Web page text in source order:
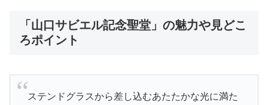
「山口サビエル記念聖堂」の魅力や見どこ
ろポイント
ステンドグラスから差し込むあたたかな光に満た